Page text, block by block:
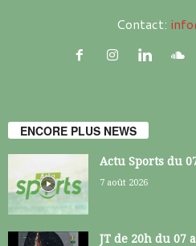
Contact:
ENCORE PLUS NEWS
Actu Sports du
7 août 2026
JT de 20h du 07